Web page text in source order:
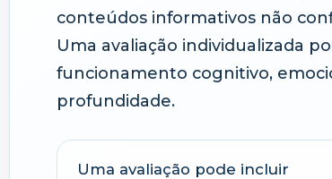
conteúdos informativos não
Uma avaliação individualizada
funcionamento cognitivo,
profundidade.
Uma avaliação pode incluir